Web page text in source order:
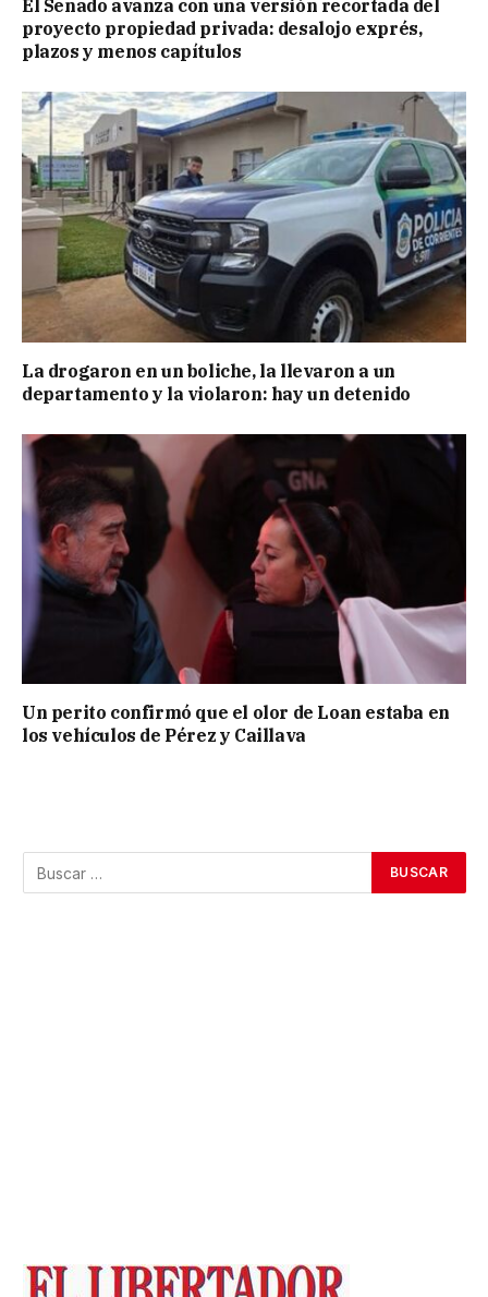
El Senado avanza con una versión recortada del
proyecto propiedad privada: desalojo exprés,
plazos y menos capítulos
La drogaron en un boliche, la llevaron a un
departamento y la violaron: hay un detenido
Un perito confirmó que el olor de Loan estaba en
los vehículos de Pérez y Caillava